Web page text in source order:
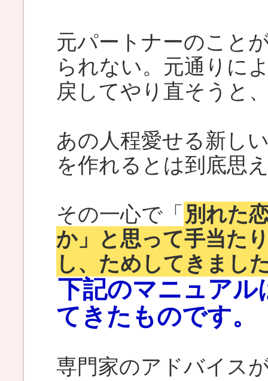
元パートナーのこと
られない。元通りに
戻してやり直そうと
あの人程愛せる新し
を作れるとは到底思
その一心で「 別れた
か」と思って手当た
し、ためしてきまし
下記のマニュアル
てきたものです。
専門家のアドバイス